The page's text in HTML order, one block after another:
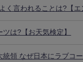
く言われることは?【エ
ツは?【お天気検定】
統領 なぜ日本にラブコ